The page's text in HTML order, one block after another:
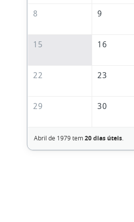
8 9
15 16
22 23
29 30
Abril de 1979 tem20 dias úteis.